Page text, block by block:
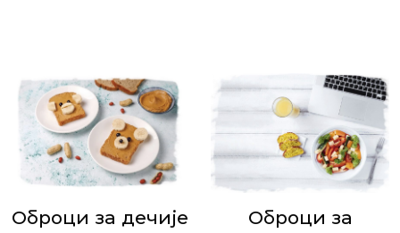
Оброци за дечијe
Оброци за